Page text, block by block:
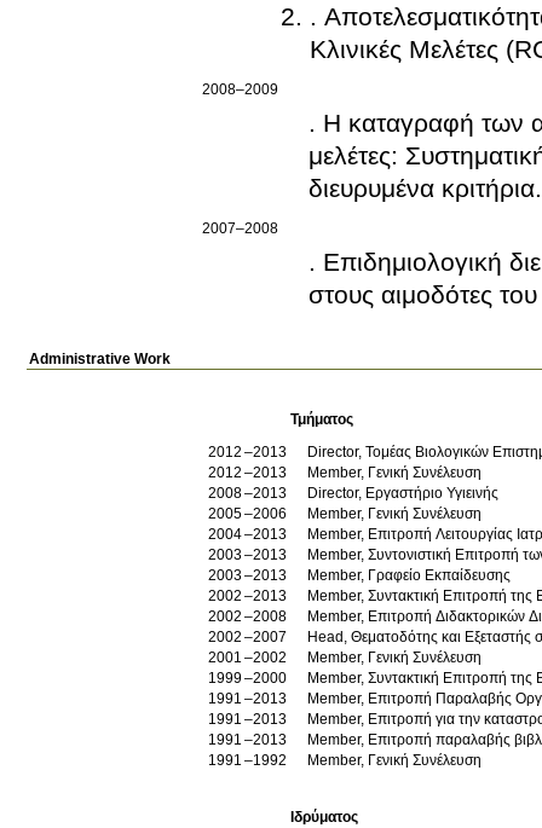
.
Κλινικές Μελέτες
2008–2009
. Η καταγραφή των
μελέτες:
διευρυμένα κριτήρια.
2007–2008
. Επιδημιολογική
στους αιμοδότες
Administrative Work
Τμήματος
2012
2013
Director, Τομέας Βιολογικών
2012
2013
Member, Γενική Συνέλευση
2008
2013
Director, Εργαστήριο Υγιεινής
2005
2006
Member, Γενική Συνέλευση
2004
2013
Member, Επιτροπή Λειτουργίας
2003
2013
Member, Συντονιστική Επιτροπή
2003
2013
Member, Γραφείο Εκπαίδευσης
2002
2013
Member, Συντακτική Επιτροπή
2002
2008
Member, Επιτροπή Διδακτορικών
2002
2007
Head, Θεματοδότης και
2001
2002
Member, Γενική Συνέλευση
1999
2000
Member, Συντακτική Επιτροπή
1991
2013
Member, Επιτροπή Παραλαβής
1991
2013
Member, Επιτροπή για την
1991
2013
Member, Επιτροπή παραλαβής
1991
1992 Member, Γενική Συνέλευση
Ιδρύματος